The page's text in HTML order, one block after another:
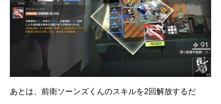
あとは、前衛ソーンズくんのスキルを2回解放するだ